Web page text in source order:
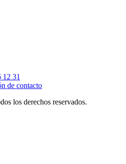
31
de contacto
los derechos reservados.